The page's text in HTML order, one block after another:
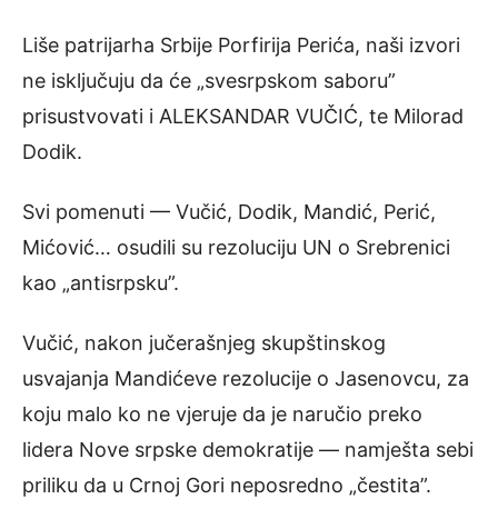
Liše patrijarha Srbije Porfirija Perića, naši izvori
ne isključuju da će „svesrpskom saboru”
prisustvovati i ALEKSANDAR VUČIĆ, te Milorad
Dodik.
Svi pomenuti — Vučić, Dodik, Mandić, Perić,
Mićović… osudili su rezoluciju UN o Srebrenici
kao „antisrpsku”.
Vučić, nakon jučerašnjeg skupštinskog
usvajanja Mandićeve rezolucije o Jasenovcu, za
koju malo ko ne vjeruje da je naručio preko
lidera Nove srpske demokratije — namješta sebi
priliku da u Crnoj Gori neposredno „čestita”.